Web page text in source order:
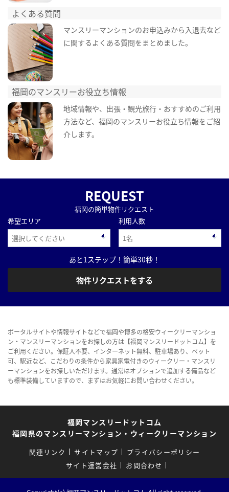
よくある質問
マンスリーマンションのお申込みから入退去など
に関するよくある質問をまとめました。
福岡のマンスリーお役立ち情報
地域情報や、出張・観光旅行・おすすめのご利用
方法など、福岡のマンスリーお役立ち情報をご紹
介します。
REQUEST
福岡の簡単物件リクエスト
希望エリア
利用人数
あと1ステップ！簡単30秒！
物件リクエストをする
ポータルサイトや情報サイトなどで福岡や博多の格安ウィークリーマンショ
ン・マンスリーマンションをお探しの方は【福岡マンスリードットコム】を
ご利用ください。保証人不要、インターネット無料、駐車場あり、ペット
可、駅近など、こだわりの条件から家具家電付きのウィークリー・マンスリ
ーマンションをお探しいただけます。通常はオプションで追加する備品など
も標準装備していますので、まずはお気軽にお問い合わせください。
福岡マンスリードットコム
福岡県のマンスリーマンション・ウィークリーマンション
関連リンク サイトマップ
プライバシーポリシー
サイト運営会社
お問合わせ